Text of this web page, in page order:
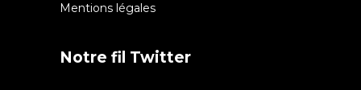
Mentions légales
Notre fil Twitter